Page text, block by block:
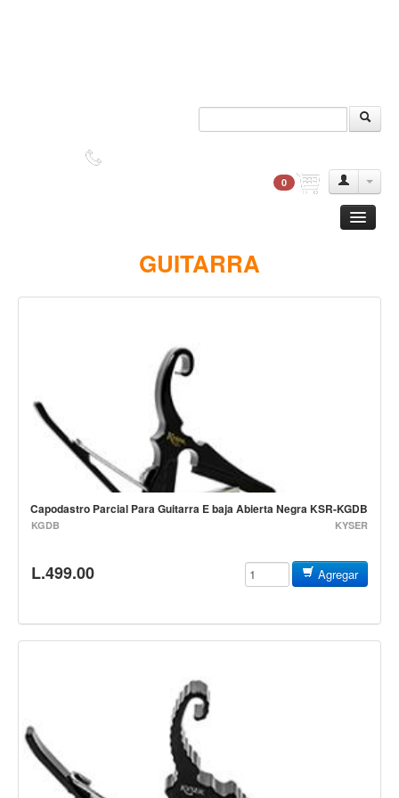
0
Estuches y fundas
Fajas y colgantes
Accesorios
Cuerdas
Electrico
Amplificadores
Accesorios
Cuerdas
GUITARRA
Capodastro Parcial Para Guitarra E baja Abierta Negra KSR-KGDB
KGDB KYSER
L.499.00 Agregar